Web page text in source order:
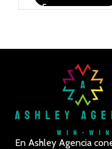
En Ashley Agencia